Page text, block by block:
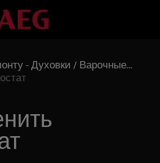
- Духовки / Варочные